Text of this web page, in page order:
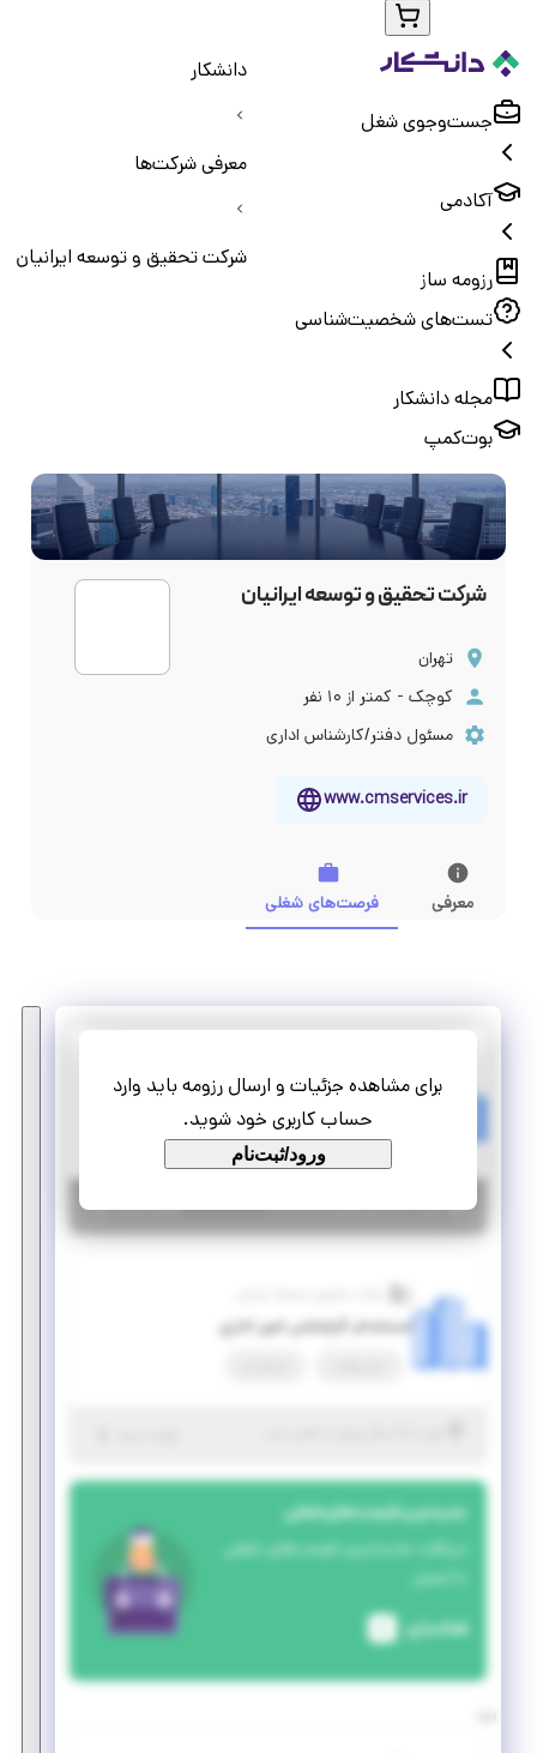
جست‌و‌جوی شغل
آکادمی
رزومه ساز
تست‌های شخصیت‌شناسی
مجله دانشکار
بوت‌کمپ
دانشکار
معرفی شرکت‌ها
شرکت تحقیق و توسعه ایرانیان
شرکت تحقیق و توسعه ایرانیان
تهران
کوچک - کمتر از ۱۰ نفر
مسئول دفتر/کارشناس اداری
www.cmservices.ir
معرفی فرصت‌های شغلی
برای مشاهده جزئیات و ارسال رزومه باید وارد
حساب کاربری خود شوید.
ورود/ثبت‌نام
استخدام کارشناس امور اداری
تمام وقت استخدام
تهران |۵ سال پیش | منقضی شده جزئیات بیشتر
استخدام کارشناس امور اداری
جدیدترین فرصت‌های شغلی
دریافت جدیدترین فرصت‌های شغلی
با ایمیل
فعالسازی